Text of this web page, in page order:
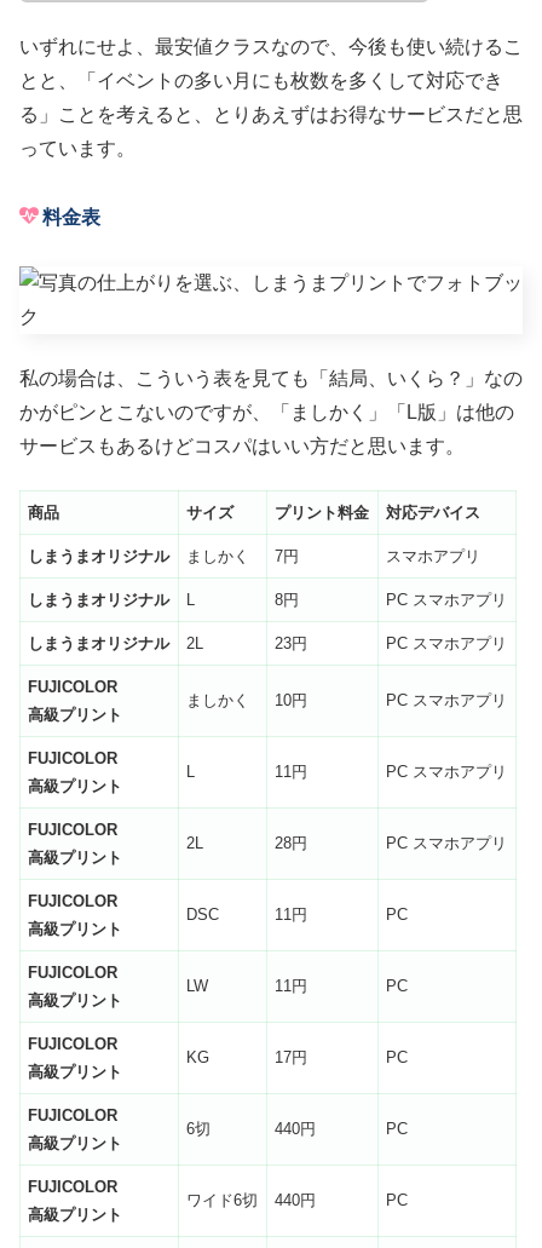
いずれにせよ、最安値クラスなので、今後も使い続けるこ
とと、「イベントの多い月にも枚数を多くして対応でき
る」ことを考えると、とりあえずはお得なサービスだと思
っています。
料金表
私の場合は、こういう表を見ても「結局、いくら？」なの
かがピンとこないのですが、「ましかく」「L版」は他の
サービスもあるけどコスパはいい方だと思います。
商品 サイズ プリント料金 対応デバイス
しまうまオリジナル ましかく 7円 スマホアプリ
しまうまオリジナル L 8円 PC スマホアプリ
しまうまオリジナル 2L 23円 PC スマホアプリ
FUJICOLOR
高級プリント
ましかく 10円 PC スマホアプリ
FUJICOLOR
高級プリント
L 11円 PC スマホアプリ
FUJICOLOR
高級プリント
2L 28円 PC スマホアプリ
FUJICOLOR
高級プリント
DSC 11円 PC
FUJICOLOR
高級プリント
LW 11円 PC
FUJICOLOR
高級プリント
KG 17円 PC
FUJICOLOR
高級プリント
6切 440円 PC
FUJICOLOR
高級プリント
ワイド6切 440円 PC